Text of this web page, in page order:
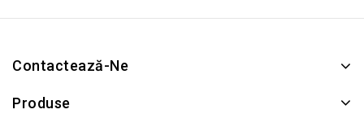
Contactează-Ne
Produse